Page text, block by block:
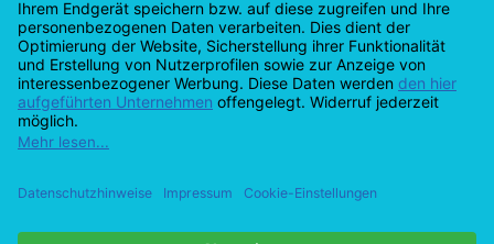
КОНТАКТ
support@opensprinklershop.de
07254-4045434
Страница за контакт
Бюро за помощ
Google PayPal Плащане Visa MasterCardAmazon Банков